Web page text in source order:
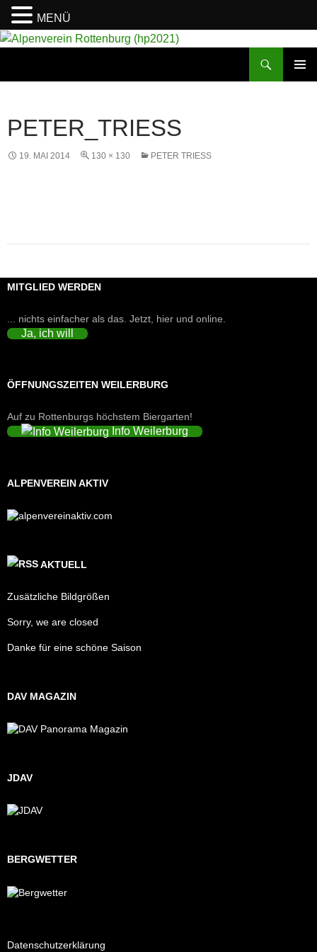
PETER_TRIESS
19. MAI 2014 130 × 130 PETER TRIESS
MITGLIED WERDEN
... nichts einfacher als das. Jetzt, hier und online.
Ja, ich will
ÖFFNUNGSZEITEN WEILERBURG
Auf zu Rottenburgs höchstem Biergarten!
Info Weilerburg
ALPENVEREIN AKTIV
AKTUELL
Zusätzliche Bildgrößen
Sorry, we are closed
Danke für eine schöne Saison
DAV MAGAZIN
JDAV
BERGWETTER
Datenschutzerklärung
MENÜ